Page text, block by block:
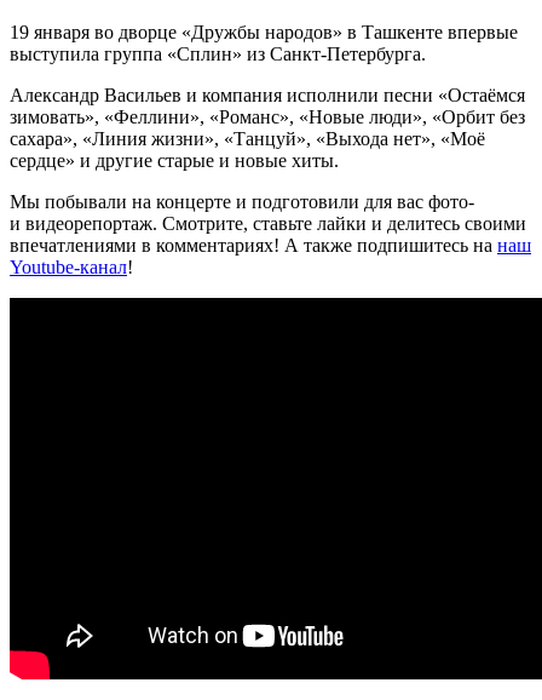
19 января во дворце «Дружбы народов» в Ташкенте впервые
выступила группа «Сплин» из Санкт-Петербурга.
Александр Васильев и компания исполнили песни «Остаёмся
зимовать», «Феллини», «Романс», «Новые люди», «Орбит без
сахара», «Линия жизни», «Танцуй», «Выхода нет», «Моё
сердце» и другие старые и новые хиты.
Мы побывали на концерте и подготовили для вас фото-
и видеорепортаж. Смотрите, ставьте лайки и делитесь своими
впечатлениями в комментариях! А также подпишитесь на наш
Youtube-канал!